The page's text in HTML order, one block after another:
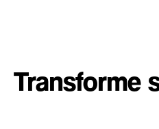
Transforme